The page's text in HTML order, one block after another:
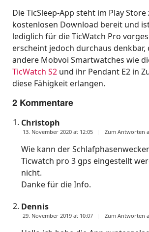
Die TicSleep-App steht im Play Store
kostenlosen Download bereit und
lediglich für die TicWatch Pro
erscheint jedoch durchaus denkbar,
andere Mobvoi Smartwatches wie
TicWatch S2 und ihr Pendant E2 in
diese Fähigkeit erlangen.
2 Kommentare
Christoph
13. November 2020 at 12:05 Zum Antworten
Wie kann der
Ticwatch pro 3 gps eingestellt
nicht.
Danke für die Info.
Dennis
29. November 2019 at 10:07 Zum Antworten